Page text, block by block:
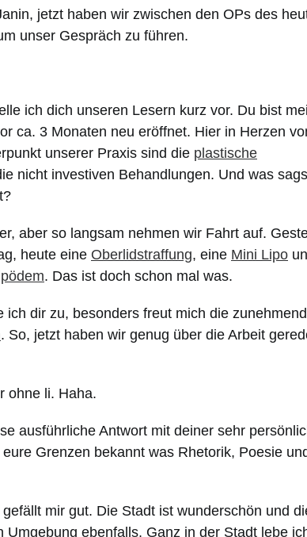
jetzt haben wir zwischen den OPs des
unser Gespräch zu führen.
ich dich unseren Lesern kurz vor. Du bist
ca. 3 Monaten neu eröffnet. Hier in Herzen
unserer Praxis sind die plastische
nicht investiven Behandlungen. Und was
aber so langsam nehmen wir Fahrt auf.
heute eine Oberlidstraffung, eine Mini Lipo
. Das ist doch schon mal was.
ich dir zu, besonders freut mich die
. So, jetzt haben wir genug über die Arbeit
ohne li. Haha.
ausführliche Antwort mit deiner sehr
Grenzen bekannt was Rhetorik, Poesie
mir gut. Die Stadt ist wunderschön und
Umgebung ebenfalls. Ganz in der Stadt lebe